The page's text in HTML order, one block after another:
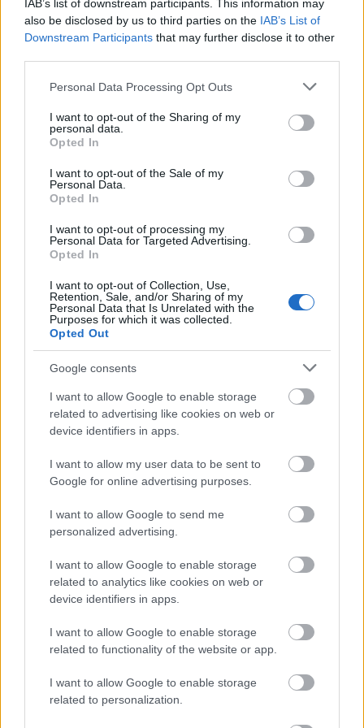
IAB’s list of downstream participants. This information may
also be disclosed by us to third parties on the IAB’s List of
Downstream Participants that may further disclose it to other
Please note that this website/app uses one or more Google
not limited to your visit or usage behaviour. You may click to
grant or deny consent to Google and its third-party tags to
use your data for below specified purposes in below Google
consent section.
Personal Data Processing Opt Outs
I want to opt-out of the Sharing of my
personal data.
Opted In
I want to opt-out of the Sale of my
Personal Data.
Opted In
I want to opt-out of processing my
Personal Data for Targeted Advertising.
Opted In
I want to opt-out of Collection, Use,
Retention, Sale, and/or Sharing of my
Personal Data that Is Unrelated with the
Purposes for which it was collected.
Opted Out
Google consents
I want to allow Google to enable storage
related to advertising like cookies on web or
device identifiers in apps.
I want to allow my user data to be sent to
Google for online advertising purposes.
I want to allow Google to send me
personalized advertising.
I want to allow Google to enable storage
related to analytics like cookies on web or
device identifiers in apps.
I want to allow Google to enable storage
related to functionality of the website or app.
I want to allow Google to enable storage
related to personalization.
9. Napló
Lehet, hogy a naplóírás nem mindenkinek való (ezt a
szokást pl én abbahagytam), de sokan hatékony
módszernek találják arra, hogy kognitívan és
keresztülmennek. Az írás megköveteli, hogy
logikusan és lineárisan gondolkodj, ami különösen
perspektívába helyezésében. Naplózz olyan módon,
ami neked megfelel: Írd le, mi történt aznap; írd le,
miért vagy hálás. Írj spontán; írj előre meghatározott
felkérések alapján (ezekből két készletet
ésitt
találsz). Írj egy bekezdést; írj egyetlen mondatot.
10. Tervezd meg a hétvégéidet
A tervezésről gyakran csak a hétköznapokra
gondolunk (amelyek ütemezése valóban hasznos
lehet), míg a szabadidőnek teljesen spontánnak kell
lennie. De mindenki élettapasztalata azt mutatja,
megtörténik; ha a véletlenre bízzuk magunkat, a
szabadidőnket végül átadjuk a tehetetlenségnek, és
a végén nem sok mindent csinálunk. Vegyünk tehát
példát Ernest Hemingwaytől, és szándékosan
tervezzük meg a hétvégéinket, és mindig legyen egy
ötletünk néhány szórakoztató dologról, amit
szívesen csinálnánk, amikor nekivágunk. (Ha
házasok vagytok, nagyon ajánljuk, hogy ezt a
tervezést a heti házaspáros randitok során
végezzétek el). Könnyebben nézel majd szembe a
hétfővel, ha valóban a legtöbbet hoztad ki a
szombatból/vasárnapból.
11. Kapcsold ki az értesítéseket a
telefonodon
Ha eleged van abból, hogy a telefonod elvonja a
figyelmedet, de még nem kapcsoltad ki az